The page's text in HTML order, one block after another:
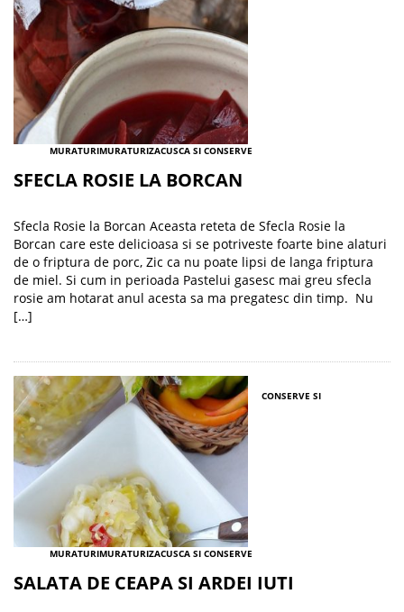
MURATURIMURATURIZACUSCA SI CONSERVE
SFECLA ROSIE LA BORCAN
Sfecla Rosie la Borcan Aceasta reteta de Sfecla Rosie la
Borcan care este delicioasa si se potriveste foarte bine alaturi
de o friptura de porc, Zic ca nu poate lipsi de langa friptura
de miel. Si cum in perioada Pastelui gasesc mai greu sfecla
rosie am hotarat anul acesta sa ma pregatesc din timp. Nu
[…]
CONSERVE SI
MURATURIMURATURIZACUSCA SI CONSERVE
SALATA DE CEAPA SI ARDEI IUTI